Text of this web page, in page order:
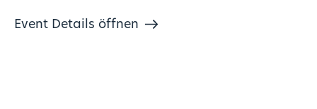
Event Details öffnen